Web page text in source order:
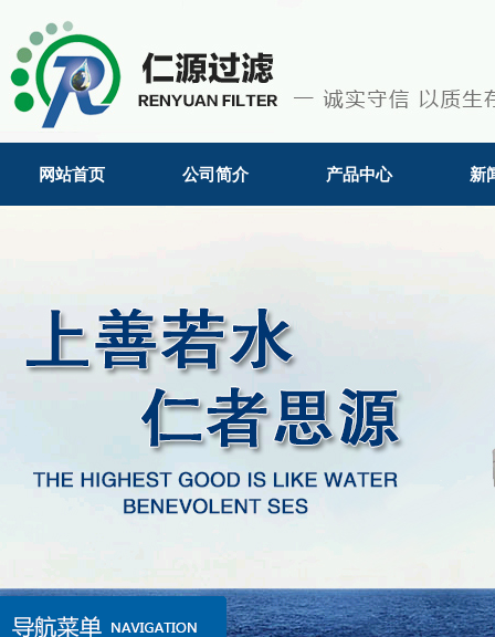
网站首页 公司简介 产品中心 新